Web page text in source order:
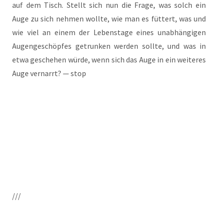
auf dem Tisch. Stellt sich nun die Fra­ge, was solch ein
Auge zu sich neh­men woll­te, wie man es füt­tert, was und
wie viel an einem der Lebens­ta­ge eines unab­hän­gi­gen
Augen­ge­schöp­fes getrun­ken wer­den soll­te, und was in
etwa gesche­hen wür­de, wenn sich das Auge in ein wei­te­res
Auge ver­narrt? — stop
///